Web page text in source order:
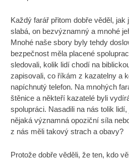
Každý farář přitom dobře věděl,
slabá, on bezvýznamný a mnohé
Mnohé naše sbory byly tehdy
bezpečnost měla placené
sledovali, kolik lidí chodí na
zapisovali, co říkám z kazatelny a
napíchnutý telefon. Na mnohých
štěnice a někteří kazatelé byli
spolupráci. Nasadili na nás tolik
nějaká významná opoziční síla
z nás měli takový strach a obavy?
Protože dobře věděli, že ten, kdo